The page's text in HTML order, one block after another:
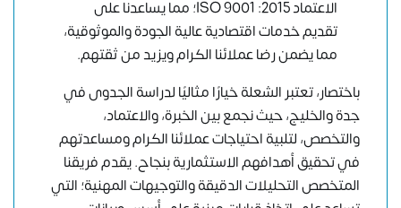
الاعتماد ISO 9001 :2015؛ مما يساعدنا على
تقديم خدمات اقتصادية عالية الجودة والموثوقية،
مما يضمن رضا عملائنا الكرام ويزيد من ثقتهم.
باختصار، تعتبر الشعلة خيارًا مثاليًا لدراسة الجدوى في
جدة والخليج، حيث نجمع بين الخبرة، والاعتماد،
والتخصص، لتلبية احتياجات عملائنا الكرام ومساعدتهم
في تحقيق أهدافهم الاستثمارية بنجاح. يقدم فريقنا
المتخصص التحليلات الدقيقة والتوجيهات المهنية؛ التي